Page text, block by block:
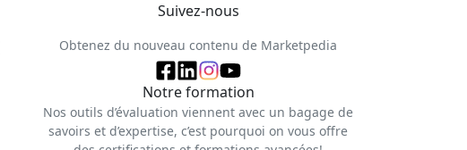
Suivez-nous
Obtenez du nouveau contenu de Marketpedia
Notre formation
Nos outils d’évaluation viennent avec un bagage de
savoirs et d’expertise, c’est pourquoi on vous offre